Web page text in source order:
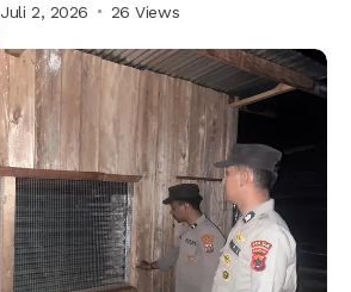
Juli 2, 2026 26 Views